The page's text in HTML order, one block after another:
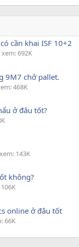
cần khai ISF 10+2
692K
9M7 chở pallet.
468K
ở đâu tốt?
143K
không?
online ở đâu tốt
66K